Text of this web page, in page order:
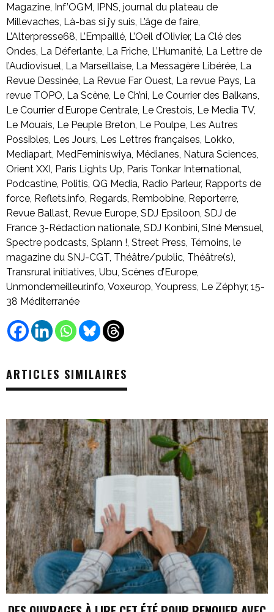
Magazine, Inf’OGM, IPNS, journal du plateau de
Millevaches, Là-bas si j’y suis, L’âge de faire,
L’Alterpresse68, L’Empaillé, L’Oeil d’Olivier, La Clé des
Ondes, La Déferlante, La Friche, L’Humanité, La Lettre de
l’Audiovisuel, La Marseillaise, La Messagère Libérée, La
Revue Dessinée, La Revue Far Ouest, La revue Pays, La
revue TOPO, La Scène, Le Ch’ni, Le Courrier des Balkans,
Le Courrier d’Europe Centrale, Le Crestois, Le Media TV,
Le Mouais, Le Peuple Breton, Le Poulpe, Les Autres
Possibles, Les Jours, Les Lettres françaises, Lokko,
Mediapart, MedFeminiswiya, Médianes, Natura Sciences,
Orient XXI, Paris Lights Up, Paris Tonkar International,
Podcastine, Politis, QG Media, Radio Parleur, Rapports de
force, Reflets.info, Regards, Rembobine, Reporterre,
Revue Ballast, Revue Europe, SDJ Epsiloon, SDJ de
France 3-Rédaction nationale, SDJ Konbini, SIné Mensuel,
Spectre podcasts, Splann !, Street Press, Témoins, le
magazine du SNJ-CGT, Théâtre/public, Théâtre(s),
Transrural initiatives, Ubu, Scènes d’Europe,
Unmondemeilleur.info, Voxeurop, Youpress, Le Zéphyr, 15-
38 Méditerranée
ARTICLES SIMILAIRES